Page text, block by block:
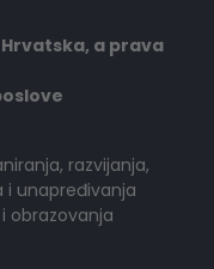
a prava
razvijanja,
i unapređivanja
obrazovanja